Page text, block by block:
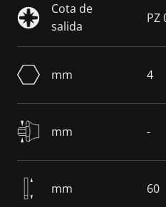
Cota de
salida
PZ
mm 4
mm -
mm 60